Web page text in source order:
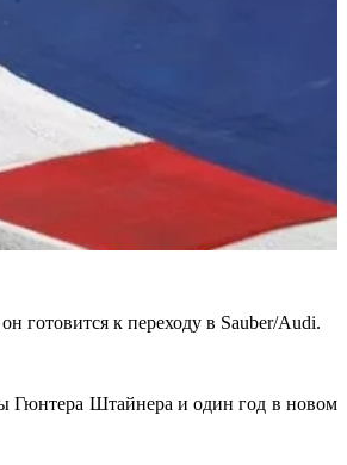
готовится к переходу в Sauber/Audi.
Гюнтера Штайнера и один год в новом